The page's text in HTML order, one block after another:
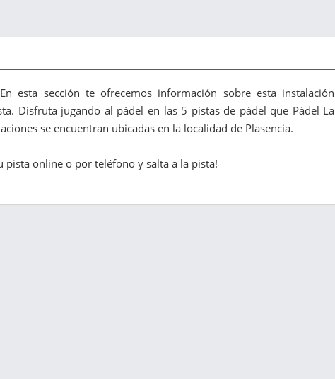
esta sección te ofrecemos información sobre esta instalación
Disfruta jugando al pádel en las 5 pistas de pádel que Pádel La
se encuentran ubicadas en la localidad de Plasencia.
pista online o por teléfono y salta a la pista!